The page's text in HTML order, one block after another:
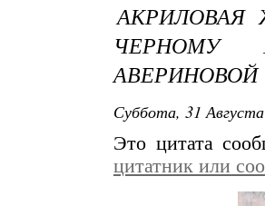
ЧЕРНОМУ
АВЕРИНОВОЙ
Суббота, 31
Это цитата
цитатник или